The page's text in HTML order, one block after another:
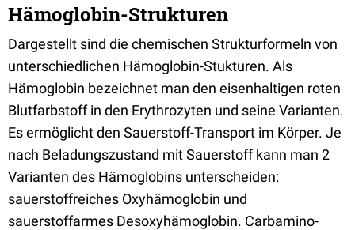
Hämoglobin-Strukturen
Dargestellt sind die chemischen Strukturformeln von
unterschiedlichen Hämoglobin-Stukturen. Als
Hämoglobin bezeichnet man den eisenhaltigen roten
Blutfarbstoff in den Erythrozyten und seine Varianten.
Es ermöglicht den Sauerstoff-Transport im Körper. Je
nach Beladungszustand mit Sauerstoff kann man 2
Varianten des Hämoglobins unterscheiden:
sauerstoffreiches Oxyhämoglobin und
sauerstoffarmes Desoxyhämoglobin. Carbamino-